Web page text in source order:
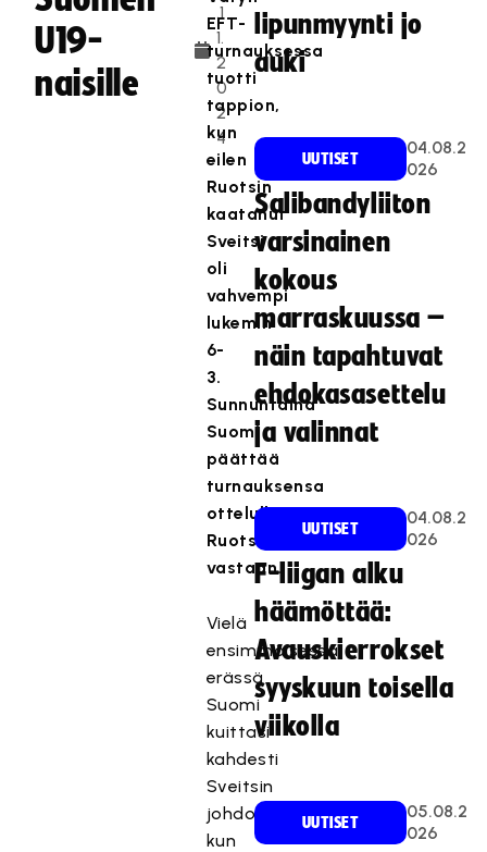
U19-
naisille
.1
1.
2
0
2
4
EFT-
turnauksessa
tuotti
tappion,
kun
eilen
Ruotsin
kaatanut
Sveitsi
oli
vahvempi
lukemin
6-
3.
Sunnuntaina
Suomi
päättää
turnauksensa
ottelulla
Ruotsia
vastaan.
Vielä
ensimmäisessä
erässä
Suomi
kuittasi
kahdesti
Sveitsin
johdon,
kun
lipunmyynti jo
auki
UUTISET
04.08.2
026
Salibandyliiton
varsinainen
kokous
marraskuussa –
näin tapahtuvat
ehdokasasettelu
ja valinnat
UUTISET
04.08.2
026
F-liigan alku
häämöttää:
Avauskierrokset
syyskuun toisella
viikolla
UUTISET
05.08.2
026